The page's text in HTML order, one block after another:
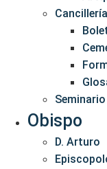
Cancillería
Obispo
D. Arturo